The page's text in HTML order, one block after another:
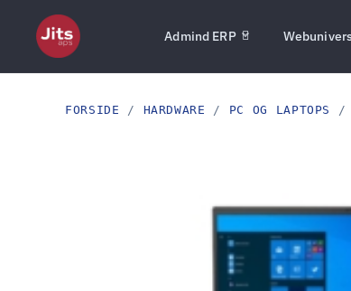
Admind ERP
FORSIDE / HARDWARE / PC OG LAPTOPS /